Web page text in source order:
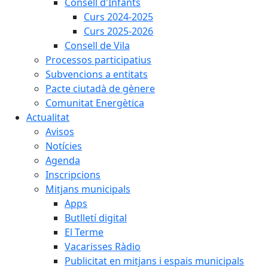
Curs 2024-2025
Curs 2025-2026
Consell de Vila
Processos participatius
Subvencions a entitats
Pacte ciutadà de gènere
Comunitat Energètica
Actualitat
Avisos
Notícies
Agenda
Inscripcions
Mitjans municipals
Apps
Butlletí digital
El Terme
Vacarisses Ràdio
Publicitat en mitjans i espais municipals